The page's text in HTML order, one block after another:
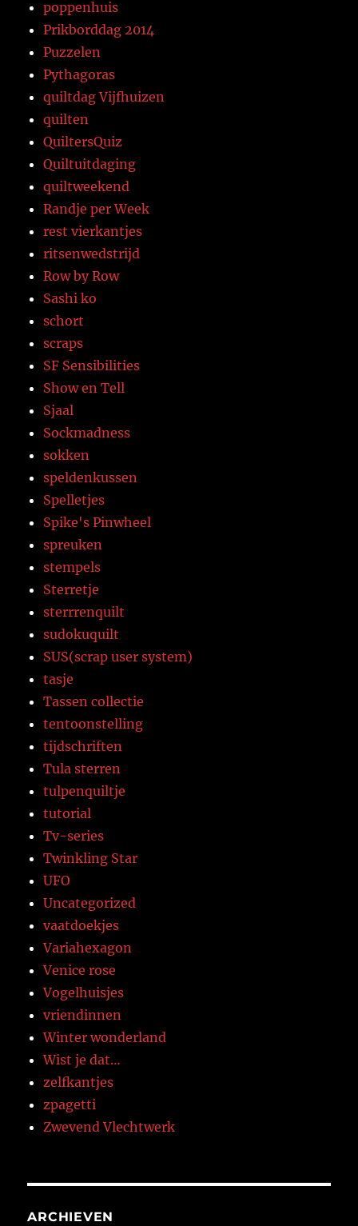
poppenhuis
Prikborddag 2014
Puzzelen
Pythagoras
quiltdag Vijfhuizen
quilten
QuiltersQuiz
Quiltuitdaging
quiltweekend
Randje per Week
rest vierkantjes
ritsenwedstrijd
Row by Row
Sashi ko
schort
scraps
SF Sensibilities
Show en Tell
Sjaal
Sockmadness
sokken
speldenkussen
Spelletjes
Spike's Pinwheel
spreuken
stempels
Sterretje
sterrrenquilt
sudokuquilt
SUS(scrap user system)
tasje
Tassen collectie
tentoonstelling
tijdschriften
Tula sterren
tulpenquiltje
tutorial
Tv-series
Twinkling Star
UFO
Uncategorized
vaatdoekjes
Variahexagon
Venice rose
Vogelhuisjes
vriendinnen
Winter wonderland
Wist je dat…
zelfkantjes
zpagetti
Zwevend Vlechtwerk
ARCHIEVEN